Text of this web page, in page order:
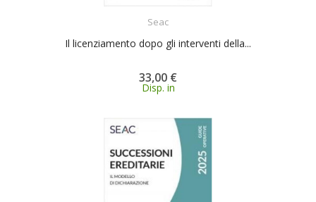
Seac
Il licenziamento dopo gli interventi della...
33,00 €
Disp. in